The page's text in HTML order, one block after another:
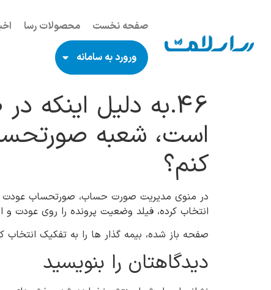
صفحه نخست محصولات رسا
ورورد به سامانه
46.به دلیل
است، شعبه
کنم؟
در منوی مدیریت صورت حساب، صورتحساب عودت
انتخاب کرده، فیلد وضعیت پرونده را روی عودت و
صفحه باز شده، بیمه گذار ها را به تفکیک انتخاب
دیدگاهتان را بنویسید